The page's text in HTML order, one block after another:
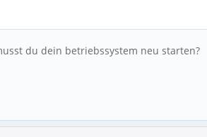
du dein betriebssystem neu starten?